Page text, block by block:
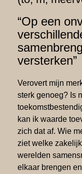
“Op een
versterken”
Verovert mijn
sterk genoeg? Is
kan ik waarde
zich dat af. Wie
ziet welke
werelden
elkaar brengen